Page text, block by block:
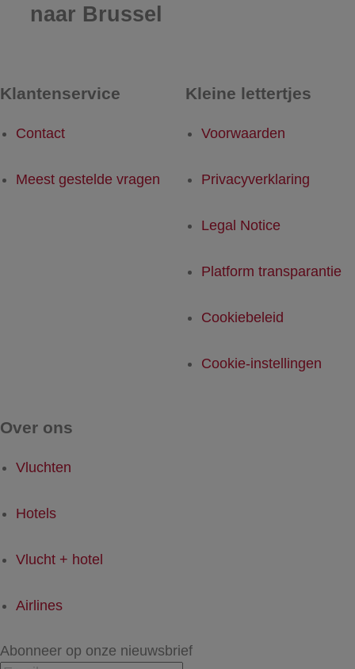
naar Brussel
Klantenservice
Contact
Meest gestelde vragen
Kleine lettertjes
Voorwaarden
Privacyverklaring
Legal Notice
Platform transparantie
Cookiebeleid
Cookie-instellingen
Over ons
Vluchten
Hotels
Vlucht + hotel
Airlines
Abonneer op onze nieuwsbrief